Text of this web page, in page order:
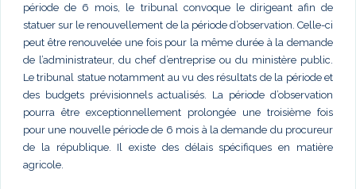
période de 6 mois, le tribunal convoque le dirigeant afin de
statuer sur le renouvellement de la période d’observation. Celle-ci
peut être renouvelée une fois pour la même durée à la demande
de l’administrateur, du chef d’entreprise ou du ministère public.
Le tribunal statue notamment au vu des résultats de la période et
des budgets prévisionnels actualisés. La période d’observation
pourra être exceptionnellement prolongée une troisième fois
pour une nouvelle période de 6 mois à la demande du procureur
de la république. Il existe des délais spécifiques en matière
agricole.